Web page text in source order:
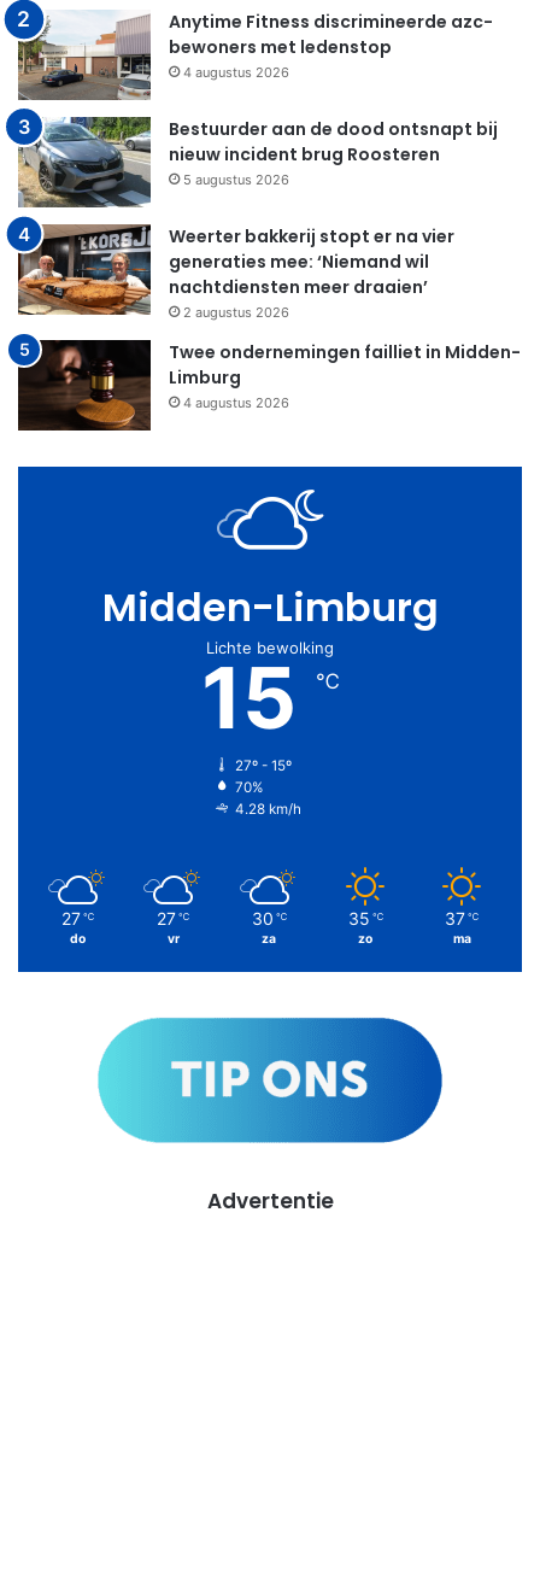
Anytime Fitness discrimineerde azc-
bewoners met ledenstop
4 augustus 2026
Bestuurder aan de dood ontsnapt bij
nieuw incident brug Roosteren
5 augustus 2026
Weerter bakkerij stopt er na vier
generaties mee: ‘Niemand wil
nachtdiensten meer draaien’
2 augustus 2026
Twee ondernemingen failliet in Midden-
Limburg
4 augustus 2026
Midden-Limburg
Lichte bewolking
15 ℃
27º - 15º
70%
4.28 km/h
27 ℃
do
27 ℃
vr
30 ℃
za
35 ℃
zo
37 ℃
ma
Advertentie